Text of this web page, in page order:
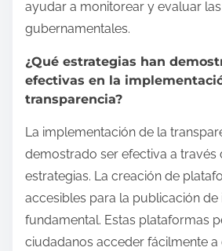
ayudar a monitorear y evaluar
gubernamentales.
¿Qué estrategias han
efectivas en la
transparencia?
La implementación de la
demostrado ser efectiva a través
estrategias. La creación de
accesibles para la publicación de
fundamental. Estas plataformas
ciudadanos acceder fácilmente a